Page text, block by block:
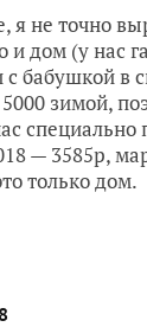
я не точно
и дом (у нас
бабушкой в
зимой,
специально
— 3585р,
только дом.